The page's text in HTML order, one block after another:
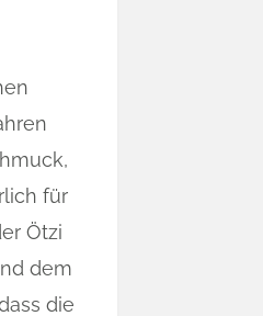
für
Ötzi
dem
die